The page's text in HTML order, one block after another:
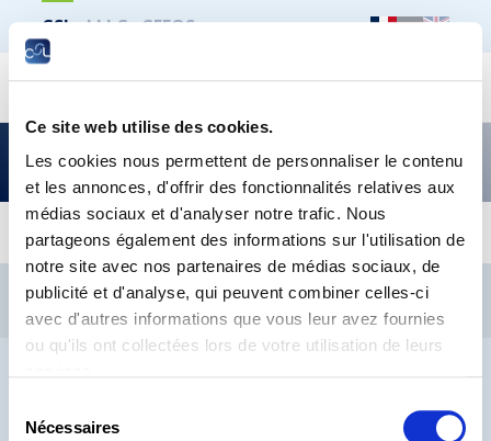
Ce site web utilise des cookies.
Les cookies nous permettent de personnaliser le contenu
et les annonces, d'offrir des fonctionnalités relatives aux
médias sociaux et d'analyser notre trafic. Nous
partageons également des informations sur l'utilisation de
notre site avec nos partenaires de médias sociaux, de
publicité et d'analyse, qui peuvent combiner celles-ci
avec d'autres informations que vous leur avez fournies
ou qu'ils ont collectées lors de votre utilisation de leurs
Nécessaires
CSL LLLC CEFOS
édition mars 2022
CSL LLLC
CEFOS
Contact
Jobs Inscription Newsletters